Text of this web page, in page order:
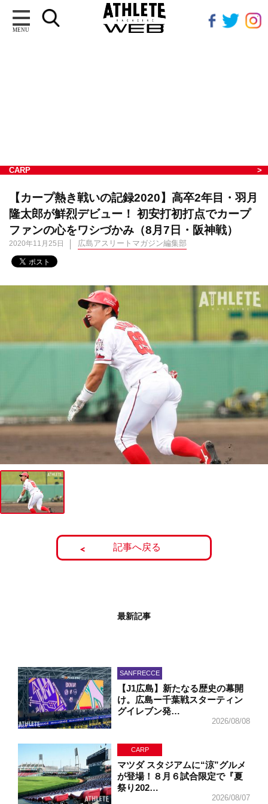
MENU
CARP
【カープ熱き戦いの記録2020】高卒2年目・羽月
隆太郎が鮮烈デビュー！ 初安打初打点でカープ
ファンの心をワシづかみ（8月7日・阪神戦）
2020年11月25日 広島アスリートマガジン編集部
記事へ戻る
最新記事
SANFRECCE
【J1広島】新たなる歴史の幕開
け。広島ー千葉戦スターティン
グイレブン発…
2026/08/08
CARP
マツダ スタジアムに“涼”グルメ
が登場！８月６試合限定で『夏
祭り202…
2026/08/07